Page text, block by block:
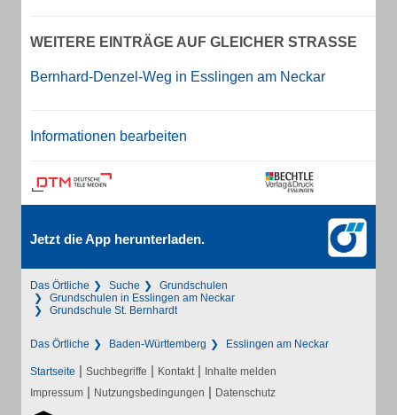
WEITERE EINTRÄGE AUF GLEICHER STRASSE
Bernhard-Denzel-Weg in Esslingen am Neckar
Informationen bearbeiten
Jetzt die App herunterladen.
Das Örtliche Suche
Grundschulen
Grundschulen in Esslingen am Neckar
Grundschule St. Bernhardt
Das Örtliche Baden-Württemberg Esslingen am Neckar
Startseite | Suchbegriffe | Kontakt | Inhalte melden
Impressum | Nutzungsbedingungen | Datenschutz